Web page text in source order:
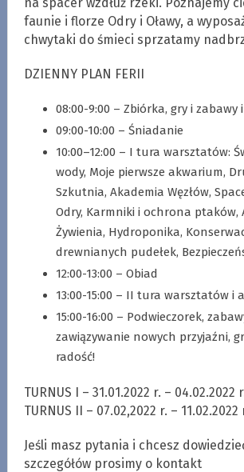
faunie i florze Odry i Oławy, a
chwytaki do śmieci sprzatamy
DZIENNY PLAN FERII
08:00-9:00 – Zbiórka, gry i zabawy
09:00-10:00 – Śniadanie
10:00–12:00 – I tura warsztatów:
wody, Moje pierwsze akwarium,
Szkutnia, Akademia Węzłów,
Odry, Karmniki i ochrona ptaków,
Żywienia, Hydroponika,
drewnianych pudełek,
12:00-13:00 – Obiad
13:00-15:00 – II tura warsztatów i
15:00-16:00 – Podwieczorek,
zawiązywanie nowych przyjaźni,
radość!
TURNUS I – 31.01.2022 r. – 04.02.2022
TURNUS II – 07.02,2022 r. – 11.02.2022
Jeśli masz pytania i chcesz
szczegółów prosimy o kontakt